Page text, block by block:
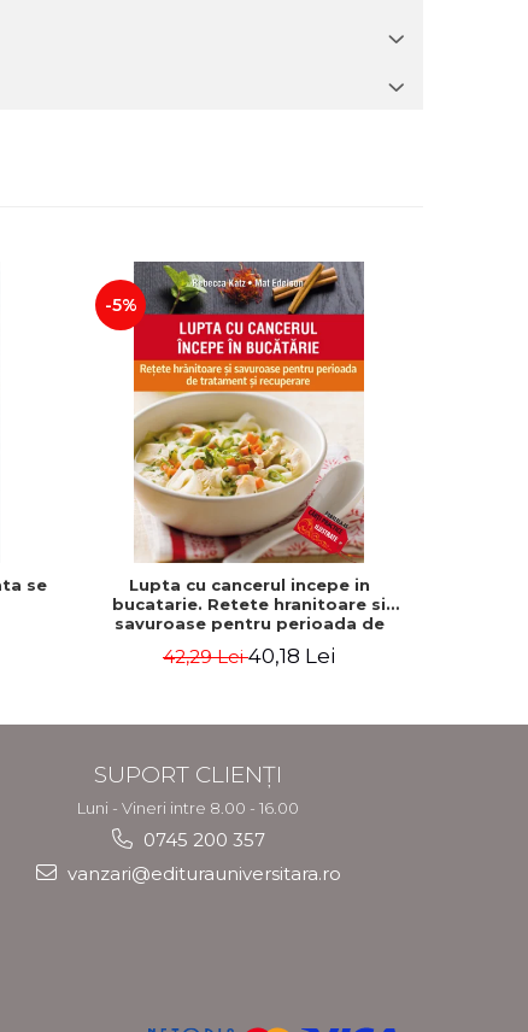
se
-5%
Lupta cu cancerul incepe in
bucatarie. Retete hranitoare si
savuroase pentru perioada de
Katz, Mat Edelson
42,29 Lei40,18 Lei
SUPORT CLIENȚI
Luni - Vineri intre 8.00 - 16.00
0745 200 357
vanzari@editurauniversitara.ro